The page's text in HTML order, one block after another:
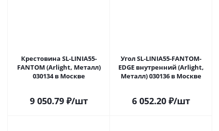
Крестовина SL-LINIA55-
FANTOM (Arlight, Металл)
030134 в Москве
9 050.79₽/шт
Угол SL-LINIA55-FANTOM-
EDGE внутренний (Arlight,
Металл) 030136 в Москве
6 052.20₽/шт